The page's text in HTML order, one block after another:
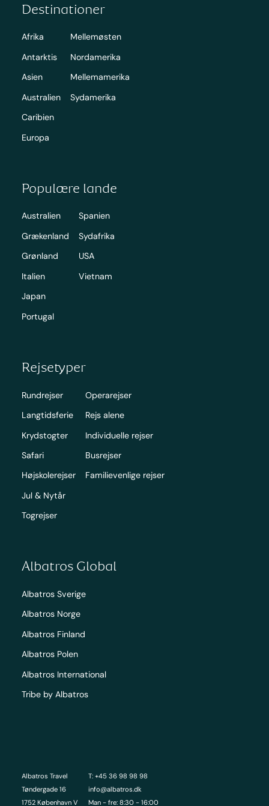
Destinationer
Afrika
Antarktis
Asien
Australien
Caribien
Europa
Mellemøsten
Nordamerika
Mellemamerika
Sydamerika
Populære lande
Australien
Grækenland
Grønland
Italien
Japan
Portugal
Spanien
Sydafrika
USA
Vietnam
Albatros Travel
Tøndergade 16
1752 København V
T: +45 36 98 98 98
info@albatros.dk
Man - fre: 8:30 - 16:00
Rejsetyper
Rundrejser
Langtidsferie
Krydstogter
Safari
Højskolerejser
Jul & Nytår
Togrejser
Operarejser
Rejs alene
Individuelle rejser
Busrejser
Familievenlige rejser
Albatros Global
Albatros Sverige
Albatros Norge
Albatros Finland
Albatros Polen
Albatros International
Tribe by Albatros